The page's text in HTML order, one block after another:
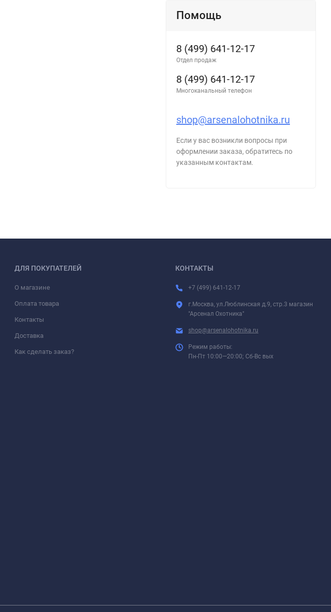
Помощь
8 (499) 641-12-17
Отдел продаж
8 (499) 641-12-17
Многоканальный телефон
shop@arsenalohotnika.ru
Если у вас возникли вопросы при
оформлении заказа, обратитесь по
указанным контактам.
ДЛЯ ПОКУПАТЕЛЕЙ
О магазине
Оплата товара
Контакты
Доставка
Как сделать заказ?
КОНТАКТЫ
+7 (499) 641-12-17
г.Москва, ул.Люблинская д.9, стр.3 магазин
"Арсенал Охотника"
shop@arsenalohotnika.ru
Режим работы:
Пн-Пт 10:00—20:00; Сб-Вс вых